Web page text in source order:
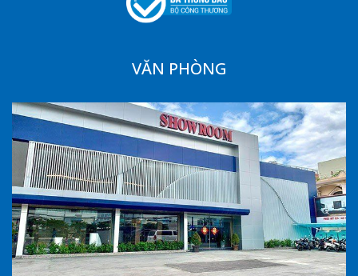
VĂN PHÒNG